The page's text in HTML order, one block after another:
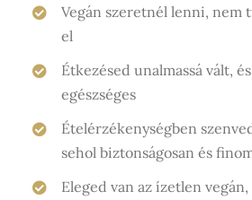
Vegán szeretnél lenni, nem
el
Étkezésed unalmassá vált,
egészséges
Ételérzékenységben
sehol biztonságosan és
Eleged van az ízetlen